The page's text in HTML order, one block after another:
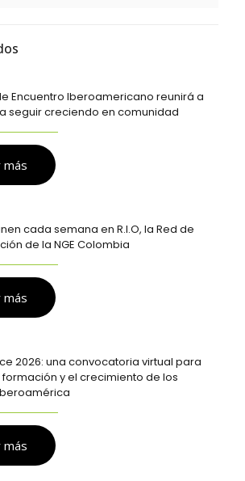
Encuentro Iberoamericano reunirá a
seguir creciendo en comunidad
más
cada semana en R.I.O, la Red de
de la NGE Colombia
más
2026: una convocatoria virtual para
y el crecimiento de los
más